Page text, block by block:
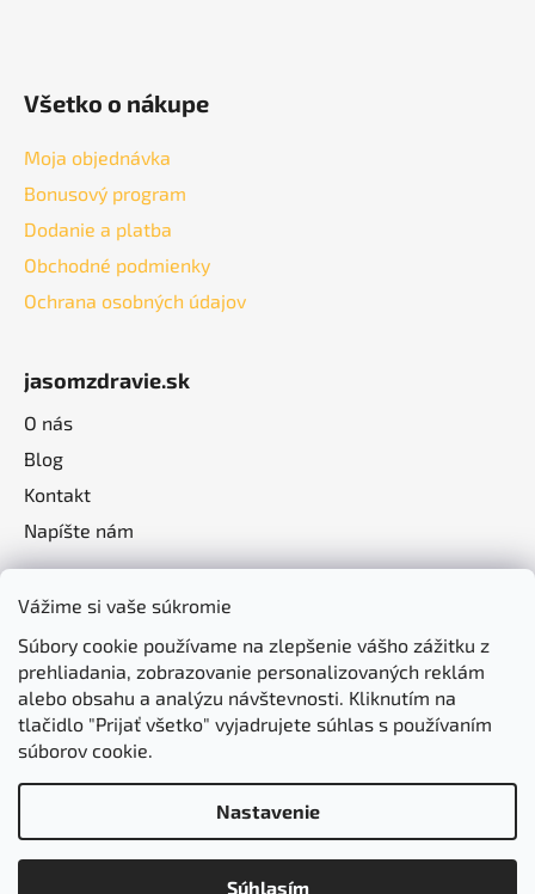
Vážime si vaše súkromie
Súbory cookie používame na zlepšenie vášho zážitku z
prehliadania, zobrazovanie personalizovaných reklám
alebo obsahu a analýzu návštevnosti. Kliknutím na
tlačidlo "Prijať všetko" vyjadrujete súhlas s používaním
súborov cookie.
Nastavenie
Súhlasím
Všetko o nákupe
Moja objednávka
Bonusový program
Dodanie a platba
Obchodné podmienky
Ochrana osobných údajov
jasomzdravie.sk
O nás
Blog
Kontakt
Napíšte nám
Vytvoril Shoptet